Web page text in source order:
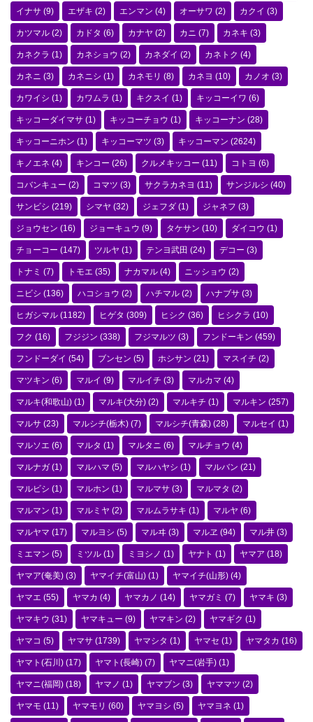
イナサ (9) エザキ (2) エンマン (4) オーサワ (2) カクイ (3)
カツマル (2) カドタ (6) カナヤ (2) カニ (7) カネキ (3)
カネクラ (1) カネショウ (2) カネダイ (2) カネトク (4)
カネニ (3) カネニシ (1) カネモリ (8) カネヨ (10) カノオ (3)
カワイシ (1) カワムラ (1) キクスイ (1) キッコーイワ (6)
キッコーダイマサ (1) キッコーチョウ (1) キッコーナン (28)
キッコーニホン (1) キッコーマツ (3) キッコーマン (2624)
キノエネ (4) キンコー (26) クルメキッコー (11) コトヨ (6)
コバンキュー (2) コマツ (3) サクラカネヨ (11) サンジルシ (40)
サンビシ (219) シマヤ (32) ジェフダ (1) ジャネフ (3)
ジョウセン (16) ジョーキュウ (9) タケサン (10) ダイコウ (1)
チョーコー (147) ツルヤ (1) テンヨ武田 (24) デコー (3)
トナミ (7) トモエ (35) ナカマル (4) ニッショウ (2)
ニビシ (136) ハコショウ (2) ハチマル (2) ハナブサ (3)
ヒガシマル (1182) ヒゲタ (309) ヒシク (36) ヒシクラ (10)
フク (16) フジジン (338) フジマルツ (3) フンドーキン (459)
フンドーダイ (54) ブンセン (5) ホシサン (21) マスイチ (2)
マツキン (6) マルイ (9) マルイチ (3) マルカマ (4)
マルキ(和歌山) (1) マルキ(大分) (2) マルキチ (1) マルキン (257)
マルサ (23) マルシチ(栃木) (7) マルシチ(青森) (28) マルセイ (1)
マルソエ (6) マルタ (1) マルタニ (6) マルチョウ (4)
マルナガ (1) マルハマ (5) マルハヤシ (1) マルバン (21)
マルビシ (1) マルホン (1) マルマサ (3) マルマタ (2)
マルマン (1) マルミヤ (2) マルムラサキ (1) マルヤ (6)
マルヤマ (17) マルヨシ (5) マルヰ (3) マルヱ (94) マル井 (3)
ミエマン (5) ミツル (1) ミヨシノ (1) ヤナト (1) ヤマア (18)
ヤマア(奄美) (3) ヤマイチ(富山) (1) ヤマイチ(山形) (4)
ヤマエ (55) ヤマカ (4) ヤマカノ (14) ヤマガミ (7) ヤマキ (3)
ヤマキウ (31) ヤマキュー (9) ヤマキン (2) ヤマギク (1)
ヤマコ (5) ヤマサ (1739) ヤマシタ (1) ヤマセ (1) ヤマタカ (16)
ヤマト(石川) (17) ヤマト(長崎) (7) ヤマニ(岩手) (1)
ヤマニ(福岡) (18) ヤマノ (1) ヤマブン (3) ヤママツ (2)
ヤマモ (11) ヤマモリ (60) ヤマヨシ (5) ヤマヨネ (1)